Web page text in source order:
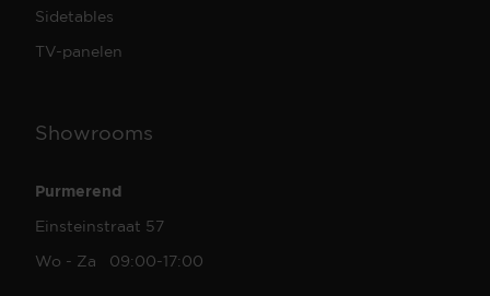
Sidetables
TV-panelen
Showrooms
Purmerend
Einsteinstraat 57
Wo - Za 09:00-17:00